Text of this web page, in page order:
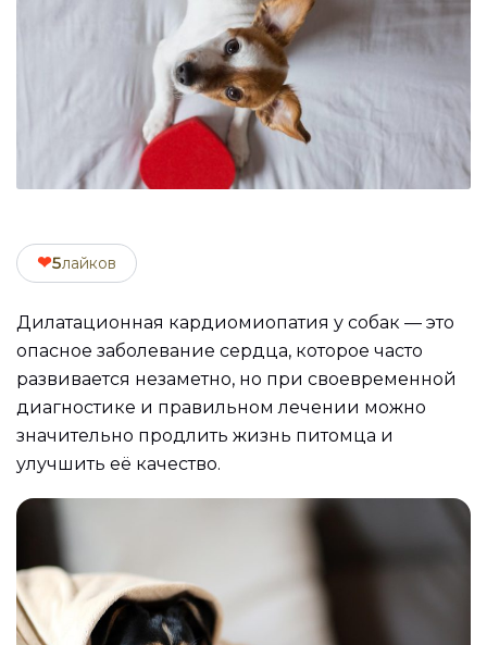
❤5лайков
Дилатационная кардиомиопатия у собак — это
опасное заболевание сердца, которое часто
развивается незаметно, но при своевременной
диагностике и правильном лечении можно
значительно продлить жизнь питомца и
улучшить её качество.